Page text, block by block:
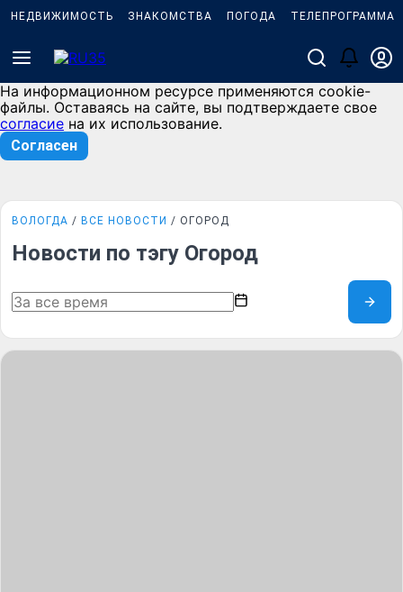
НЕДВИЖИМОСТЬ ЗНАКОМСТВА ПОГОДА ТЕЛЕПРОГРАММА
На информационном ресурсе применяются cookie-
файлы. Оставаясь на сайте, вы подтверждаете свое
согласие на их использование.
Согласен
ВОЛОГДА ВСЕ НОВОСТИ ОГОРОД
Новости по тэгу Огород